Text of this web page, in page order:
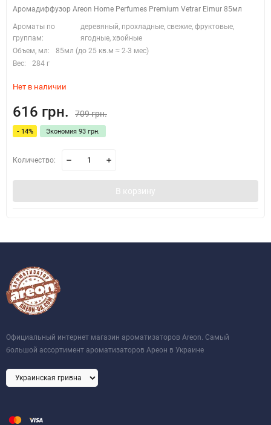
Аромадиффузор Areon Home Perfumes Premium Vetrar Eimur 85мл
Ароматы по
группам:
деревяный, прохладные, свежие, фруктовые,
ягодные, хвойные
Объем, мл:
85мл (до 25 кв.м ≈ 2-3 мес)
Вес:
284 г
Нет в наличии
616 грн. 709 грн.
- 14% Экономия 93 грн.
Количество:
В корзину
Официальный интернет магазин ароматизаторов Areon. Самый
большой ассортимент ароматизаторов Ареон в Украине